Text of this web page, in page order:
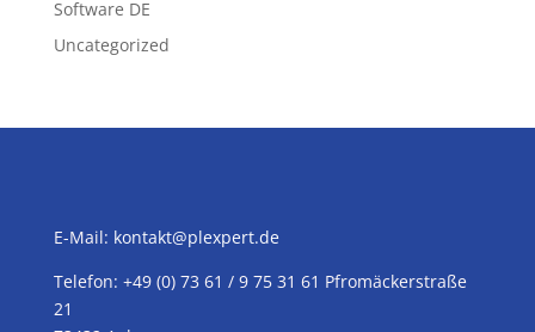
Software DE
Uncategorized
E-Mail: kontakt@plexpert.de
Telefon: +49 (0) 73 61 / 9 75 31 61 Pfromäckerstraße
21